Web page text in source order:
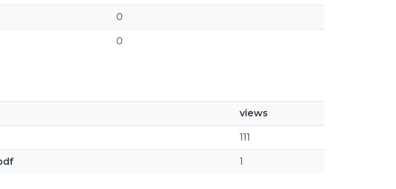
0
0
views
111
1